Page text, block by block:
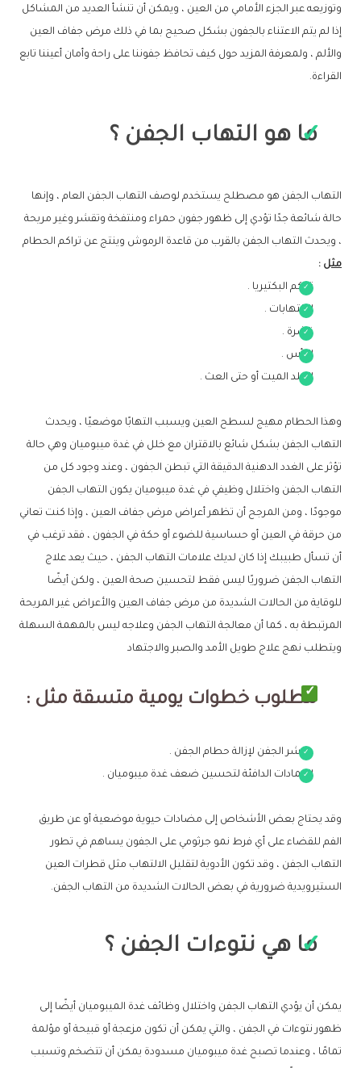
وتوزيعه عبر الجزء الأمامي من العين ، ويمكن أن تنشأ العديد من المشاكل
إذا لم يتم الاعتناء بالجفون بشكل صحيح بما في ذلك مرض جفاف العين
والألم ، ولمعرفة المزيد حول كيف تحافظ جفوننا على راحة وأمان أعيننا تابع
القراءة.
ما هو التهاب الجفن ؟
التهاب الجفن هو مصطلح يستخدم لوصف التهاب الجفن العام ، وإنها
حالة شائعة جدًا تؤدي إلى ظهور جفون حمراء ومنتفخة وتقشر وغير مريحة
، ويحدث التهاب الجفن بالقرب من قاعدة الرموش وينتج عن تراكم الحطام
مثل:
تراكم البكتيريا .
الالتهابات .
قشرة .
الرأس .
الجلد الميت أو حتى العث .
وهذا الحطام مهيج لسطح العين ويسبب التهابًا موضعيًا ، ويحدث
التهاب الجفن بشكل شائع بالاقتران مع خلل في غدة ميبوميان وهي حالة
تؤثر على الغدد الدهنية الدقيقة التي تبطن الجفون ، وعند وجود كل من
التهاب الجفن واختلال وظيفي في غدة ميبوميان يكون التهاب الجفن
موجودًا ، ومن المرجح أن تظهر أعراض مرض جفاف العين ، وإذا كنت تعاني
من حرقة في العين أو حساسية للضوء أو حكة في الجفون ، فقد ترغب في
أن تسأل طبيبك إذا كان لديك علامات التهاب الجفن ، حيث يعد علاج
التهاب الجفن ضروريًا ليس فقط لتحسين صحة العين ، ولكن أيضًا
للوقاية من الحالات الشديدة من مرض جفاف العين والأعراض غير المريحة
المرتبطة به ، كما أن معالجة التهاب الجفن وعلاجه ليس بالمهمة السهلة
ويتطلب نهج علاج طويل الأمد والصبر والاجتهاد
مطلوب خطوات يومية متسقة مثل :
مقشر الجفن لإزالة حطام الجفن .
الكمادات الدافئة لتحسين ضعف غدة ميبوميان .
وقد يحتاج بعض الأشخاص إلى مضادات حيوية موضعية أو عن طريق
الفم للقضاء على أي فرط نمو جرثومي على الجفون يساهم في تطور
التهاب الجفن ، وقد تكون الأدوية لتقليل الالتهاب مثل قطرات العين
الستيرويدية ضرورية في بعض الحالات الشديدة من التهاب الجفن.
ما هي نتوءات الجفن ؟
يمكن أن يؤدي التهاب الجفن واختلال وظائف غدة الميبوميان أيضًا إلى
ظهور نتوءات في الجفن ، والتي يمكن أن تكون مزعجة أو قبيحة أو مؤلمة
تمامًا ، وعندما تصبح غدة ميبوميان مسدودة يمكن أن تتضخم وتسبب